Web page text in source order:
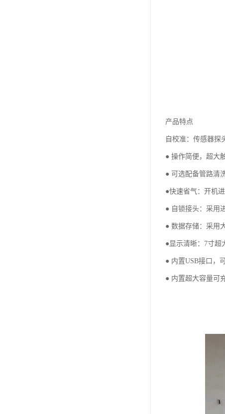
产品特点
自校准：传感器探
● 操作简便，超大
● 可选配备管路清
●快速省气：开机
● 自锁接头：采用
● 数据存储：采用
●显示清晰：7寸超
● 内置USB接口，
● 内置超大容量可